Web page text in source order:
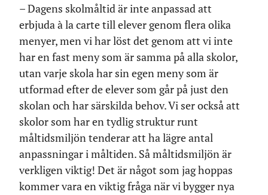
– Dagens skolmåltid är inte anpassad att
erbjuda à la carte till elever genom flera olika
menyer, men vi har löst det genom att vi inte
har en fast meny som är samma på alla skolor,
utan varje skola har sin egen meny som är
utformad efter de elever som går på just den
skolan och har särskilda behov. Vi ser också att
skolor som har en tydlig struktur runt
måltidsmiljön tenderar att ha lägre antal
anpassningar i måltiden. Så måltidsmiljön är
verkligen viktig! Det är något som jag hoppas
kommer vara en viktig fråga när vi bygger nya